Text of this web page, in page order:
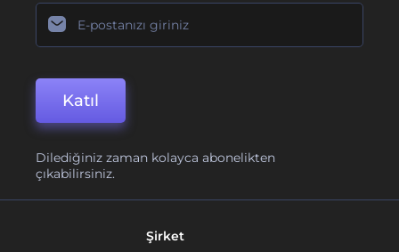
Katıl
Dilediğiniz zaman kolayca abonelikten
çıkabilirsiniz.
Şirket